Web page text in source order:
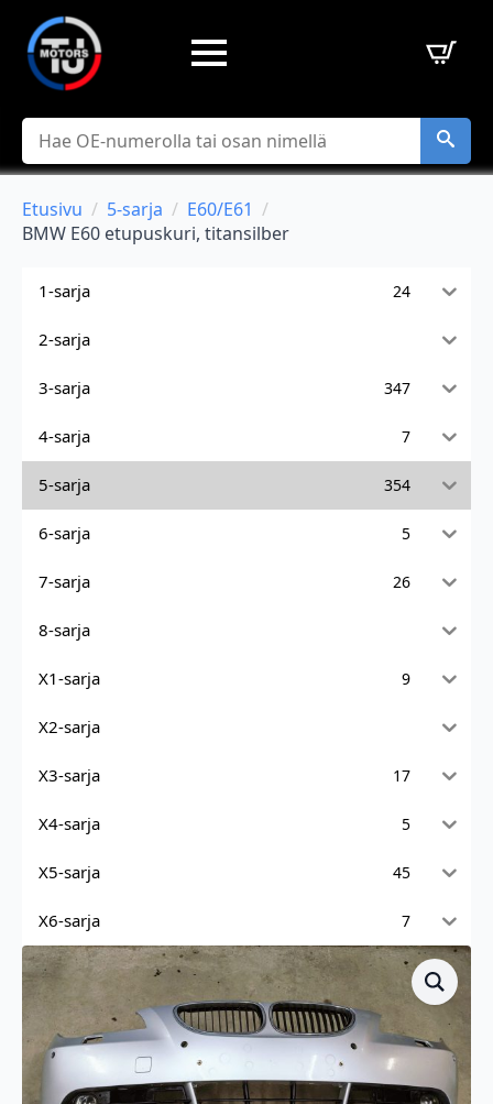
Hae
Etusivu 5-sarja
E60/E61
BMW E60 etupuskuri, titansilber
1-sarja 24
2-sarja
3-sarja 347
4-sarja 7
5-sarja 354
6-sarja 5
7-sarja 26
8-sarja
X1-sarja 9
X2-sarja
X3-sarja 17
X4-sarja 5
X5-sarja 45
X6-sarja 7